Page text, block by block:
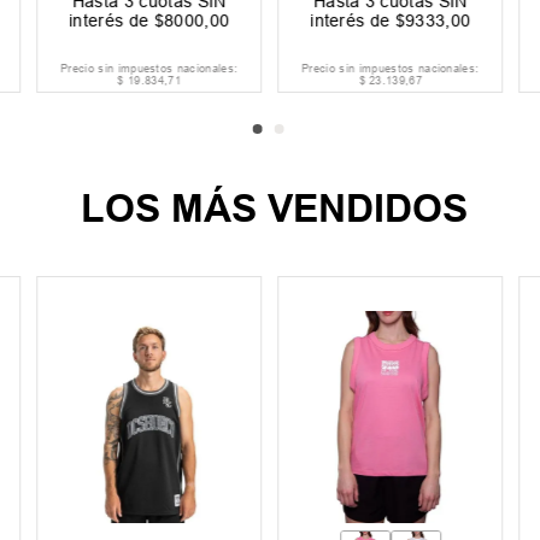
interés de $7200 00
Precio sin impuestos nacionales:
$ 17.850,41
interés de $6667 00
Precio sin impuestos nacionales:
$ 16.528,10
LOS MÁS VENDIDOS